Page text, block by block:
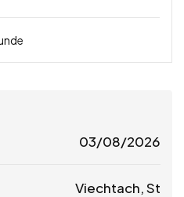
03/08/2026
Viechtach, St